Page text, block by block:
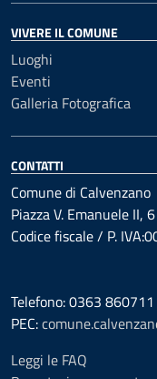
VIVERE IL COMUNE
Luoghi
Eventi
Galleria Fotografica
CONTATTI
Comune di Calvenzano
Piazza V. Emanuele II,
Codice fiscale / P.
Telefono: 0363 860711
PEC:
Leggi le FAQ